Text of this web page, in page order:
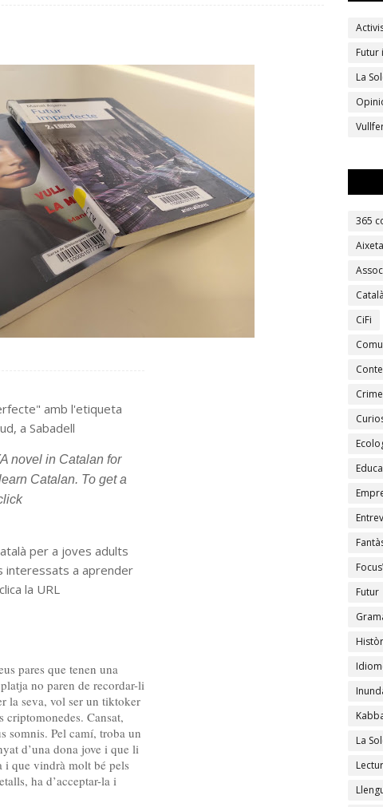
amb l'etiqueta
a Sabadell
novel in Catalan for
Catalan. To get a
per a joves adults
interessats a aprender
la URL
pares que tenen una
no paren de recordar-li
la seva, vol ser un tiktoker
criptomonedes. Cansat,
somnis. Pel camí, troba un
d’una dona jove i que li
i que vindrà molt bé pels
ha d’acceptar-la i
Futur
La
365
Aixeta
Català
CiFi
Futur
La